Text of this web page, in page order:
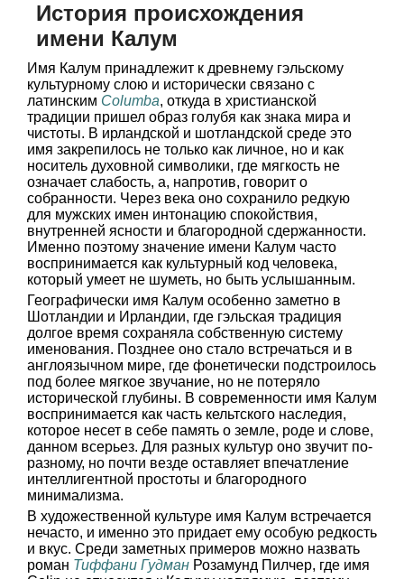
История происхождения
имени Калум
Имя Калум принадлежит к древнему гэльскому
культурному слою и исторически связано с
латинским Columba, откуда в христианской
традиции пришел образ голубя как знака мира и
чистоты. В ирландской и шотландской среде это
имя закрепилось не только как личное, но и как
носитель духовной символики, где мягкость не
означает слабость, а, напротив, говорит о
собранности. Через века оно сохранило редкую
для мужских имен интонацию спокойствия,
внутренней ясности и благородной сдержанности.
Именно поэтому значение имени Калум часто
воспринимается как культурный код человека,
который умеет не шуметь, но быть услышанным.
Географически имя Калум особенно заметно в
Шотландии и Ирландии, где гэльская традиция
долгое время сохраняла собственную систему
именования. Позднее оно стало встречаться и в
англоязычном мире, где фонетически подстроилось
под более мягкое звучание, но не потеряло
исторической глубины. В современности имя Калум
воспринимается как часть кельтского наследия,
которое несет в себе память о земле, роде и слове,
данном всерьез. Для разных культур оно звучит по-
разному, но почти везде оставляет впечатление
интеллигентной простоты и благородного
минимализма.
В художественной культуре имя Калум встречается
нечасто, и именно это придает ему особую редкость
и вкус. Среди заметных примеров можно назвать
роман Тиффани Гудман Розамунд Пилчер, где имя